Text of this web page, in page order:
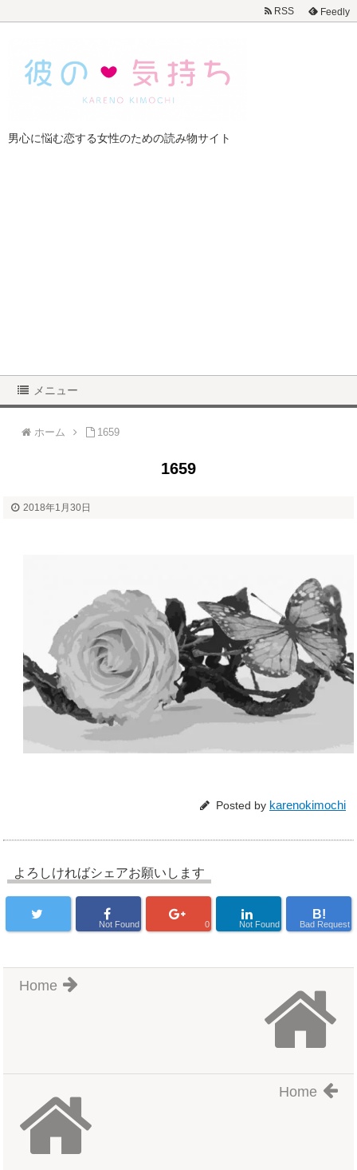
男心に悩む恋する女性のための読み物サイト
メニュー
RSS Feedly
ホーム 1659
1659
2018年1月30日
Posted by karenokimochi
よろしければシェアお願いします
Not Found 0 Not Found
B!
Bad Request
Home
Home